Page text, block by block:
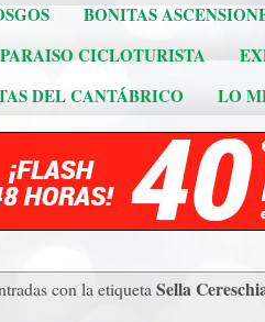
BONITAS
CICLOTURISTA
DEL CANTÁBRICO
LO
con la etiquetaSella